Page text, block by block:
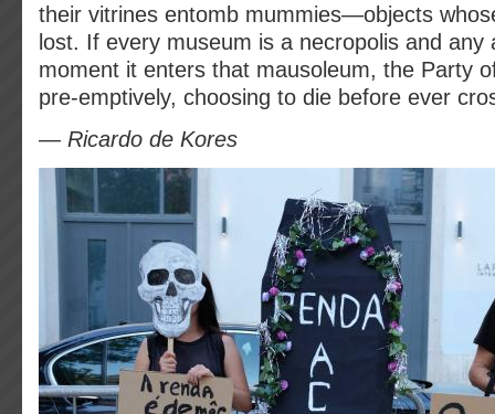
their vitrines entomb mummies—objects
lost. If every museum is a necropolis and any
moment it enters that mausoleum, the Party
pre‑emptively, choosing to die before ever
— Ricardo de Kores